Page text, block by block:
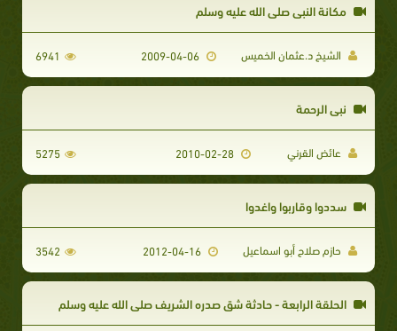
مكانة النبي صلى الله عليه وسلم
الشيخ د.عثمان الخميس 6941
نبي الرحمة
عائض القرني 5275
سددوا وقاربوا واغدوا
حازم صلاح أبو اسماعيل 2012-04-16
3542
الحلقة الرابعة - حادثة شق صدره الشريف صلى الله عليه وسلم